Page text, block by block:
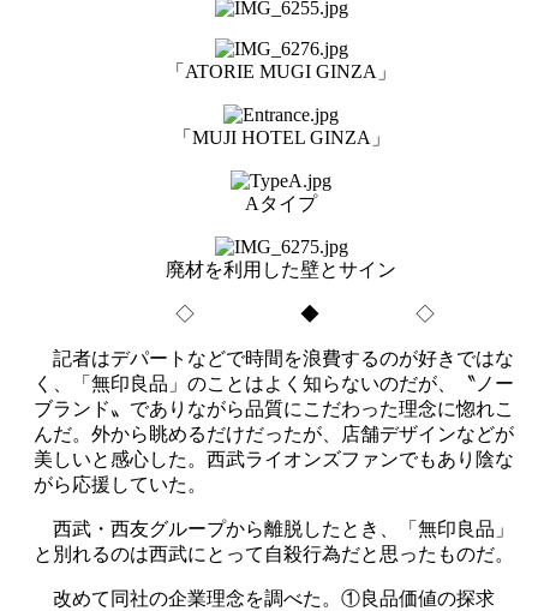
「ATORIE MUGI GINZA」
「MUJI HOTEL GINZA」
Aタイプ
廃材を利用した壁とサイン
◇ ◆ ◇
記者はデパートなどで時間を浪費するのが好きではな
く、「無印良品」のことはよく知らないのだが、〝ノー
ブランド〟でありながら品質にこだわった理念に惚れこ
んだ。外から眺めるだけだったが、店舗デザインなどが
美しいと感心した。西武ライオンズファンでもあり陰な
がら応援していた。
西武・西友グループから離脱したとき、「無印良品」
と別れるのは西武にとって自殺行為だと思ったものだ。
改めて同社の企業理念を調べた。①良品価値の探求